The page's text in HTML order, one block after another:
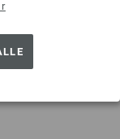
605,00 dkr - 874,00